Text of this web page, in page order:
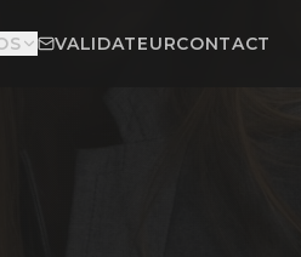
VALIDATEURCONTACT